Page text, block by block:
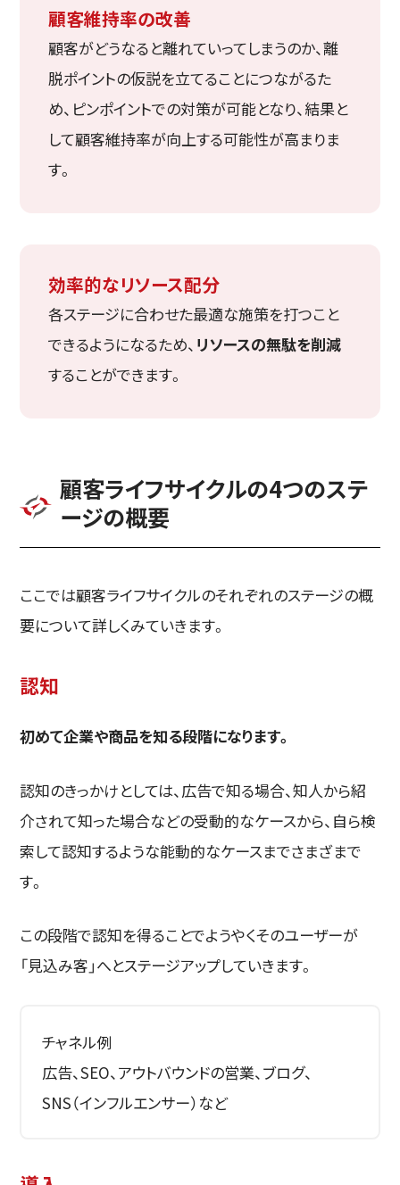
顧客維持率の改善
顧客がどうなると離れていってしまうのか、離
脱ポイントの仮説を立てることにつながるた
め、ピンポイントでの対策が可能となり、結果と
して顧客維持率が向上する可能性が高まりま
す。
効率的なリソース配分
各ステージに合わせた最適な施策を打つこと
できるようになるため、 リソースの無駄を削減
することができます。
顧客ライフサイクルの4つのステ
ージの概要
ここでは顧客ライフサイクルのそれぞれのステージの概
要について詳しくみていきます。
認知
初めて企業や商品を知る段階になります。
認知のきっかけとしては、広告で知る場合、知人から紹
介されて知った場合などの受動的なケースから、自ら検
索して認知するような能動的なケースまでさまざまで
す。
この段階で認知を得ることでようやくそのユーザーが
「見込み客」へとステージアップしていきます。
チャネル例
広告、SEO、アウトバウンドの営業、ブログ、
SNS（インフルエンサー）など